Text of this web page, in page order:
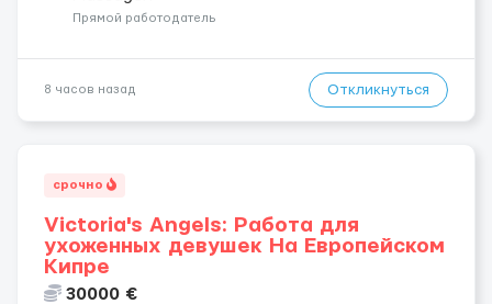
incall / Out...
Прямой работодатель
8 часов назад Откликнуться
срочно
Victoria's Angels: Работа для
ухоженных девушек На Европейском
Кипре
30000 €